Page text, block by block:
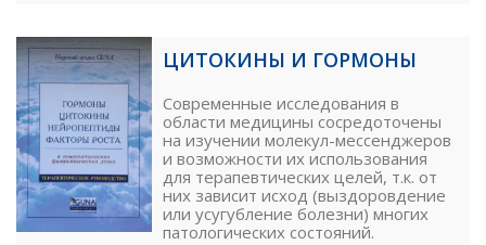
ЦИТОКИНЫ И ГОРМОНЫ
Современные исследования в
области медицины сосредоточены
на изучении молекул-мессенджеров
и возможности их использования
для терапевтических целей, т.к. от
них зависит исход (выздоровдение
или усугубление болезни) многих
патологических состояний.